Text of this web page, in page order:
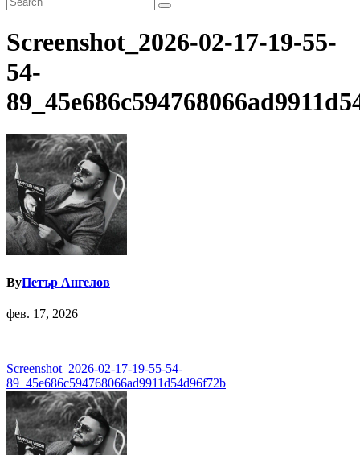
Screenshot_2026-02-17-19-55-
54-
ByПетър Ангелов
фев. 17, 2026
Навигация
Screenshot_2026-02-17-19-55-54-
89_45e686c594768066ad9911d54d96f72b